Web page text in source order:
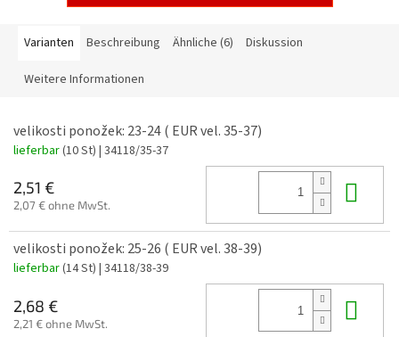
Varianten Beschreibung Ähnliche (6) Diskussion
Weitere Informationen
velikosti ponožek: 23-24 ( EUR vel. 35-37)
lieferbar(10 St) | 34118/35-37
2,51 €
2,07 € ohne MwSt.
velikosti ponožek: 25-26 ( EUR vel. 38-39)
lieferbar(14 St) | 34118/38-39
2,68 €
2,21 € ohne MwSt.